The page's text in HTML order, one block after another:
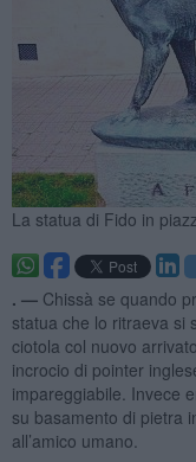
La statua di Fido in
. — Chissà se quando
statua che lo ritraeva si
ciotola col nuovo
incrocio di pointer
impareggiabile. Invece
su basamento di pietra
all’amico umano.